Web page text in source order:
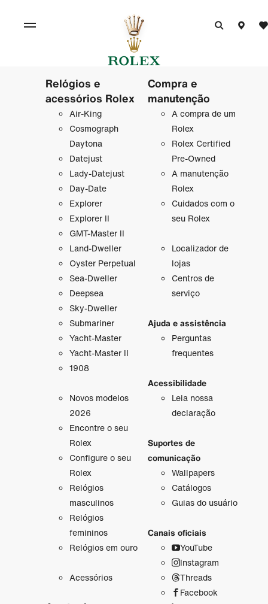
Relógios e
acessórios Rolex
Air-King
Cosmograph
Daytona
Datejust
Lady-Datejust
Day-Date
Explorer
Explorer II
GMT-Master II
Land-Dweller
Oyster Perpetual
Sea-Dweller
Deepsea
Sky-Dweller
Submariner
Yacht-Master
Yacht-Master II
1908
Novos modelos
2026
Encontre o seu
Rolex
Configure o seu
Rolex
Relógios
masculinos
Relógios
femininos
Relógios em ouro
Acessórios
Compra e
manutenção
A compra de um
Rolex
Rolex Certified
Pre-Owned
A manutenção
Rolex
Cuidados com o
seu Rolex
Localizador de
lojas
Centros de
serviço
Ajuda e assistência
Perguntas
frequentes
Acessibilidade
Leia nossa
declaração
Suportes de
comunicação
Wallpapers
Catálogos
Guias do usuário
Canais oficiais
YouTube
Instagram
Threads
Facebook